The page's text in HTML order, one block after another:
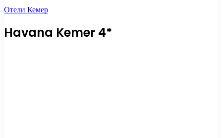
Отели Кемер
Havana Kemer 4*